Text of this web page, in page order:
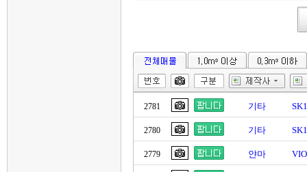
2781 기타
2780 기타
2779 얀마